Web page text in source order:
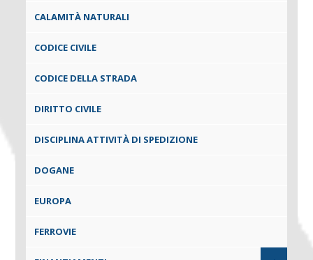
CALAMITÀ NATURALI
CODICE CIVILE
CODICE DELLA STRADA
DIRITTO CIVILE
DISCIPLINA ATTIVITÀ DI SPEDIZIONE
DOGANE
EUROPA
FERROVIE